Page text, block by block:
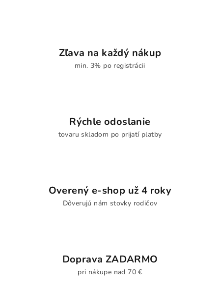
Zľava na každý nákup
min. 3% po registrácii
Rýchle odoslanie
tovaru skladom po prijatí platby
Overený e-shop už 4 roky
Dôverujú nám stovky rodičov
Doprava ZADARMO
pri nákupe nad 70 €